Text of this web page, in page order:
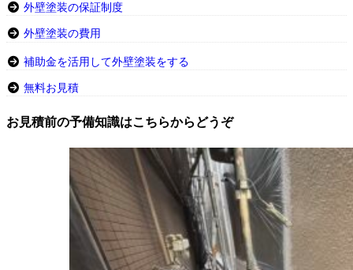
外壁塗装の保証制度
外壁塗装の費用
補助金を活用して外壁塗装をする
無料お見積
お見積前の予備知識はこちらからどうぞ